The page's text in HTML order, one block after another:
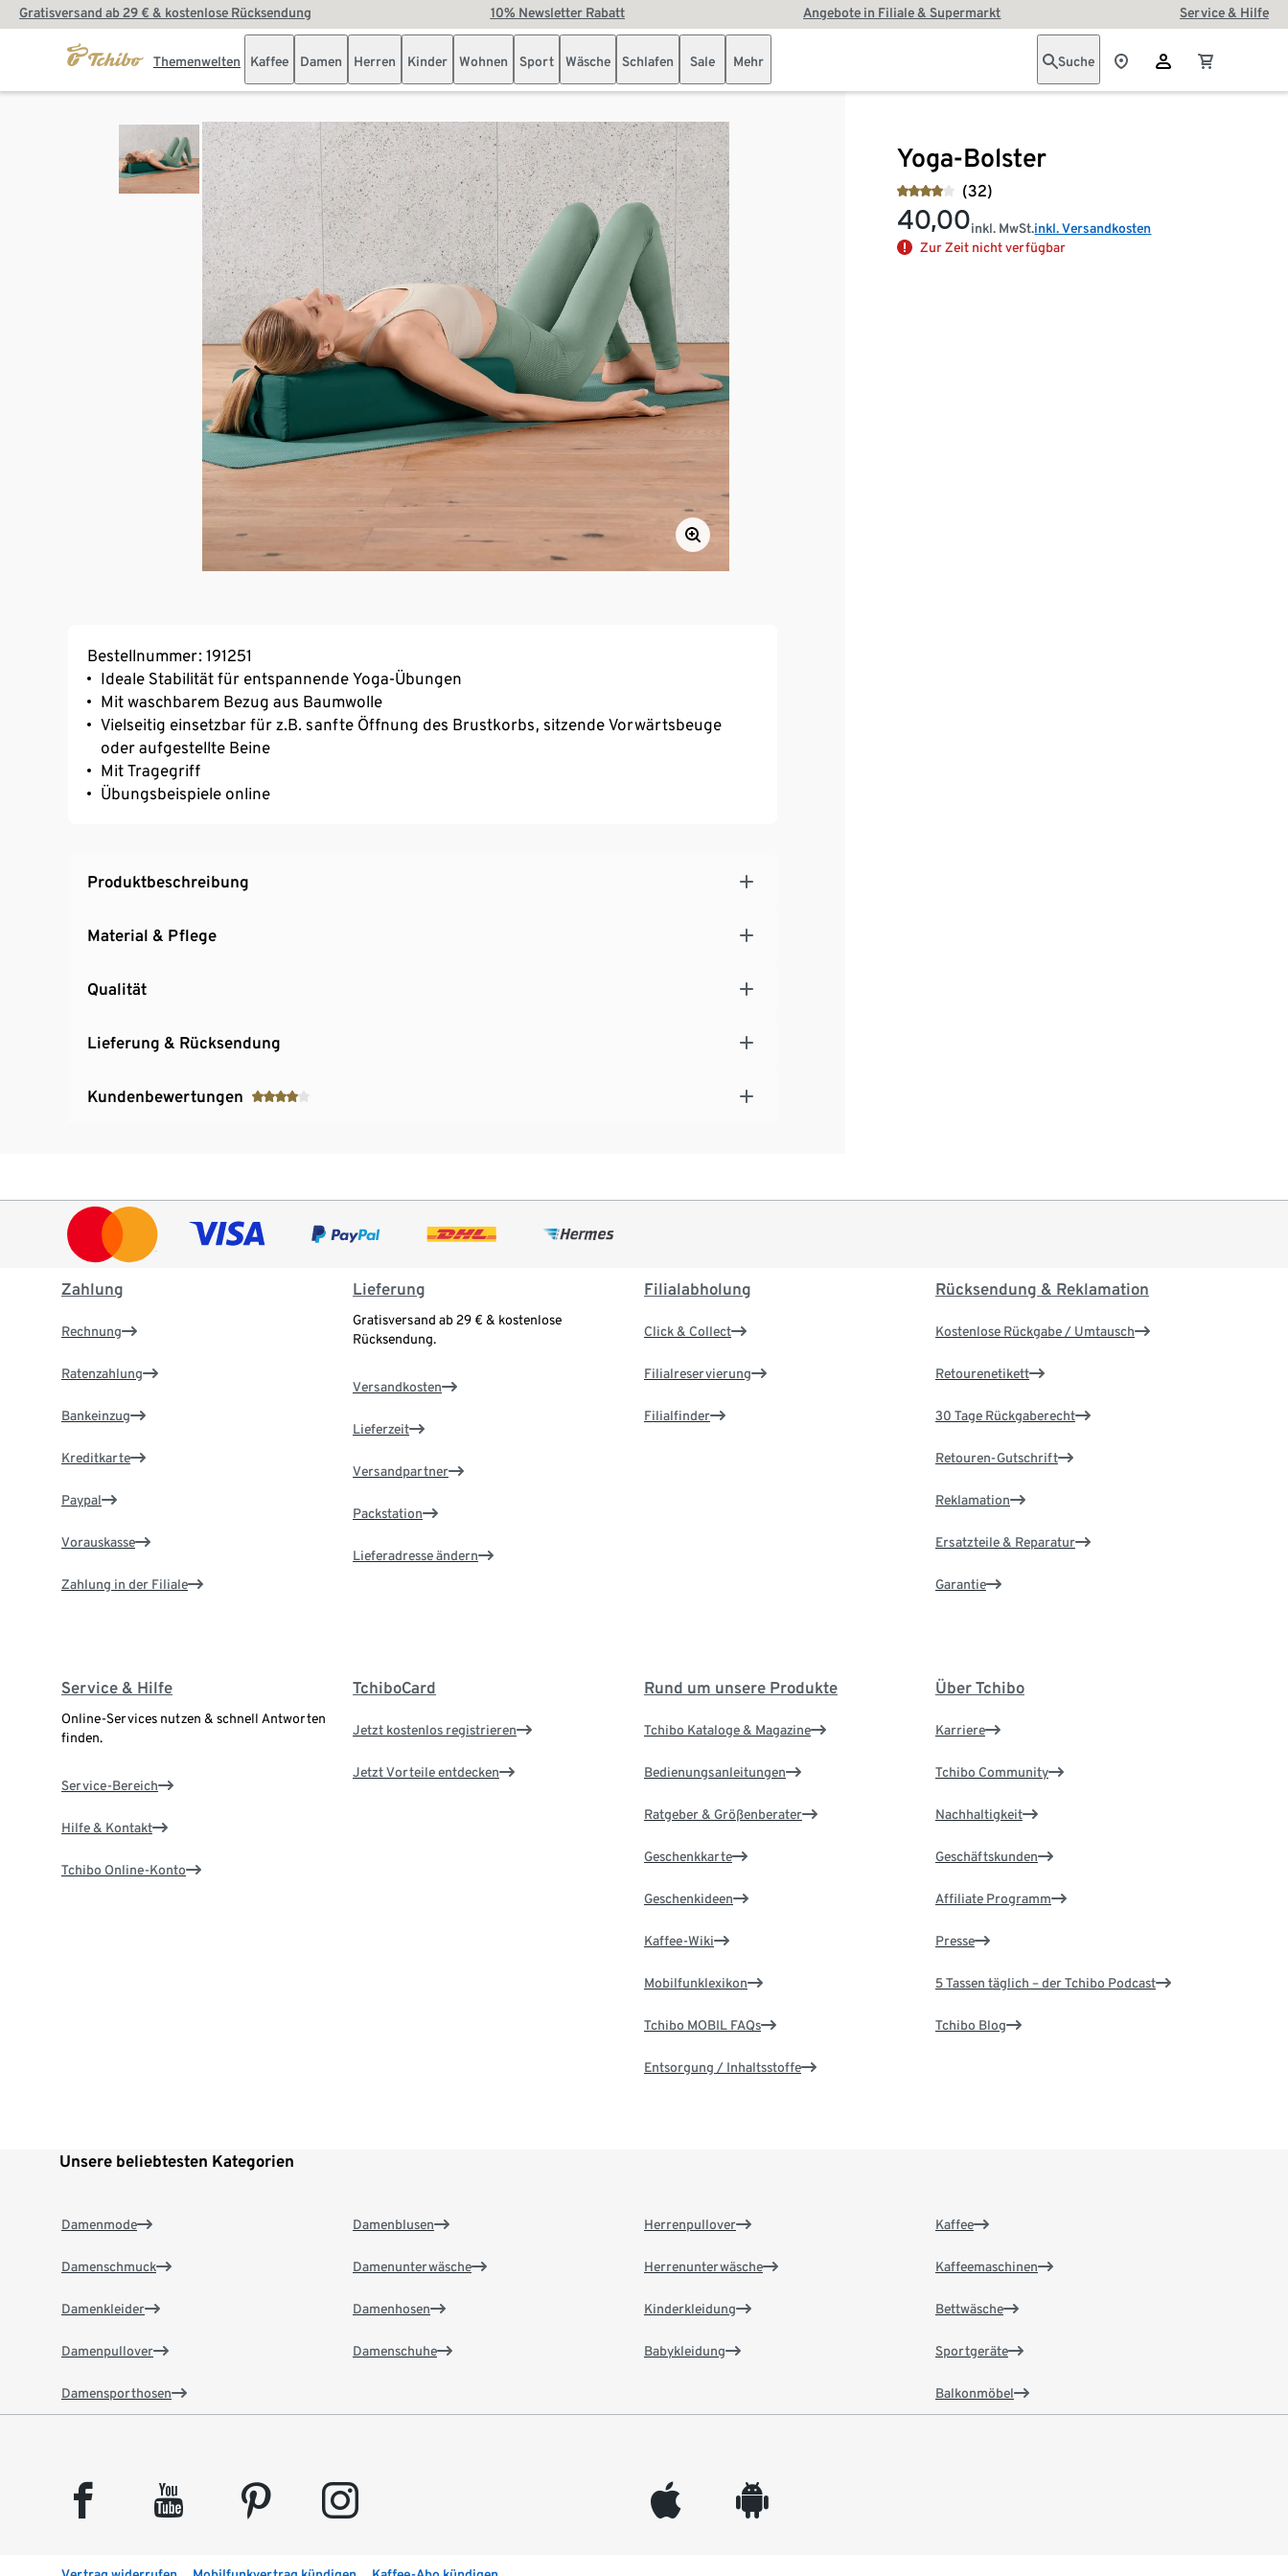
Gratisversand ab 29 € & kostenlose Rücksendung 10% Newsletter Rabatt Angebote in Filiale & Supermarkt Service & Hilfe
Themenwelten Kaffee Damen Herren Kinder Wohnen Sport Wäsche Schlafen Sale Mehr Suche
Yoga-Bolster
(32)
40,00inkl. MwSt.inkl. Versandkosten
Zur Zeit nicht verfügbar
Bestellnummer: 191251
Ideale Stabilität für entspannende Yoga-Übungen
Mit waschbarem Bezug aus Baumwolle
Vielseitig einsetzbar für z.B. sanfte Öffnung des Brustkorbs, sitzende Vorwärtsbeuge
oder aufgestellte Beine
Mit Tragegriff
Übungsbeispiele online
Produktbeschreibung
Material & Pflege
Qualität
Lieferung & Rücksendung
Kundenbewertungen
Zahlung
Rechnung
Ratenzahlung
Bankeinzug
Kreditkarte
Paypal
Vorauskasse
Zahlung in der Filiale
Lieferung
Gratisversand ab 29 € & kostenlose
Rücksendung.
Versandkosten
Lieferzeit
Versandpartner
Packstation
Lieferadresse ändern
Filialabholung
Click & Collect
Filialreservierung
Filialfinder
Rücksendung & Reklamation
Kostenlose Rückgabe / Umtausch
Retourenetikett
30 Tage Rückgaberecht
Retouren-Gutschrift
Reklamation
Ersatzteile & Reparatur
Garantie
Service & Hilfe
Online-Services nutzen & schnell Antworten
finden.
Service-Bereich
Hilfe & Kontakt
Tchibo Online-Konto
TchiboCard
Jetzt kostenlos registrieren
Jetzt Vorteile entdecken
Rund um unsere Produkte
Tchibo Kataloge & Magazine
Bedienungsanleitungen
Ratgeber & Größenberater
Geschenkkarte
Geschenkideen
Kaffee-Wiki
Mobilfunklexikon
Tchibo MOBIL FAQs
Entsorgung / Inhaltsstoffe
Über Tchibo
Karriere
Tchibo Community
Nachhaltigkeit
Geschäftskunden
Affiliate Programm
Presse
5 Tassen täglich – der Tchibo Podcast
Tchibo Blog
Unsere beliebtesten Kategorien
Damenmode
Damenschmuck
Damenkleider
Damenpullover
Damensporthosen
Damenblusen
Damenunterwäsche
Damenhosen
Damenschuhe
Herrenpullover
Herrenunterwäsche
Kinderkleidung
Babykleidung
Kaffee
Kaffeemaschinen
Bettwäsche
Sportgeräte
Balkonmöbel
facebook youtube pinterest instagram appleinc android